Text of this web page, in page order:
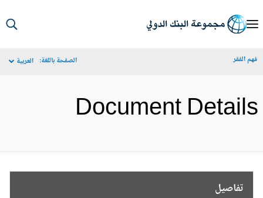
الفقر الصفحة باللغة: العربية
Document
تفاصيل